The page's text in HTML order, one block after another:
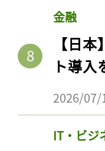
金融
【日
ト導
2026/07/
IT・ビジ